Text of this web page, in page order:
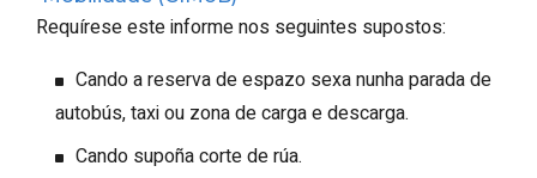
Requírese este informe nos seguintes supostos:
Cando a reserva de espazo sexa nunha parada de
autobús, taxi ou zona de carga e descarga.
Cando supoña corte de rúa.